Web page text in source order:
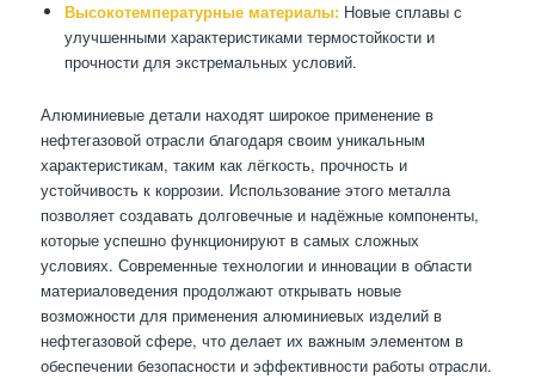
Высокотемпературные материалы:Новые сплавы с
улучшенными характеристиками термостойкости и
прочности для экстремальных условий.
Алюминиевые детали находят широкое применение в
нефтегазовой отрасли благодаря своим уникальным
характеристикам, таким как лёгкость, прочность и
устойчивость к коррозии. Использование этого металла
позволяет создавать долговечные и надёжные компоненты,
которые успешно функционируют в самых сложных
условиях. Современные технологии и инновации в области
материаловедения продолжают открывать новые
возможности для применения алюминиевых изделий в
нефтегазовой сфере, что делает их важным элементом в
обеспечении безопасности и эффективности работы отрасли.